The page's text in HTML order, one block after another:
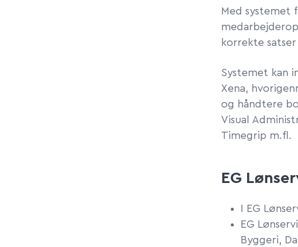
Med systemet
korrekte
Systemet kan
Xena,
og håndtere
Visual
Timegrip m.fl.
EG
I EG
EG
Byggeri,